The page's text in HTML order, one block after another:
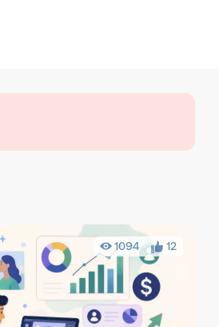
1094 12